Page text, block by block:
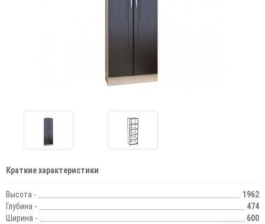
Краткие характеристики
Высота -
1962
Глубина -
474
Ширина -
600